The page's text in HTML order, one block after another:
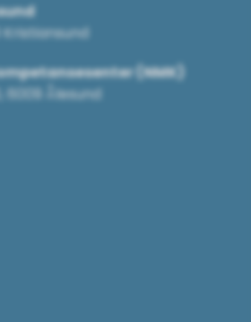
Kristiansund
(NMK)
6009 Ålesund